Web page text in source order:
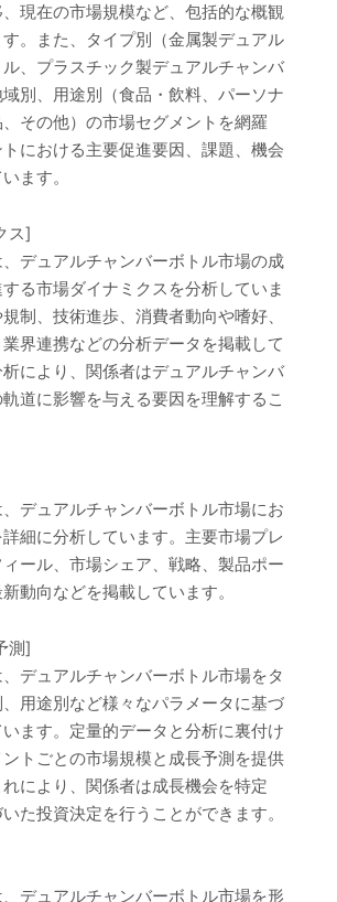
現在の市場規模など、包括的な概観
。また、タイプ別（金属製デュアル
、プラスチック製デュアルチャンバ
別、用途別（食品・飲料、パーソナ
その他）の市場セグメントを網羅
における主要促進要因、課題、機会
ます。
ス]
デュアルチャンバーボトル市場の成
る市場ダイナミクスを分析していま
制、技術進歩、消費者動向や嗜好、
界連携などの分析データを掲載して
により、関係者はデュアルチャンバ
道に影響を与える要因を理解するこ
デュアルチャンバーボトル市場にお
細に分析しています。主要市場プレ
ール、市場シェア、戦略、製品ポー
動向などを掲載しています。
測]
デュアルチャンバーボトル市場をタ
用途別など様々なパラメータに基づ
ます。定量的データと分析に裏付け
トごとの市場規模と成長予測を提供
により、関係者は成長機会を特定
た投資決定を行うことができます。
デュアルチャンバーボトル市場を形